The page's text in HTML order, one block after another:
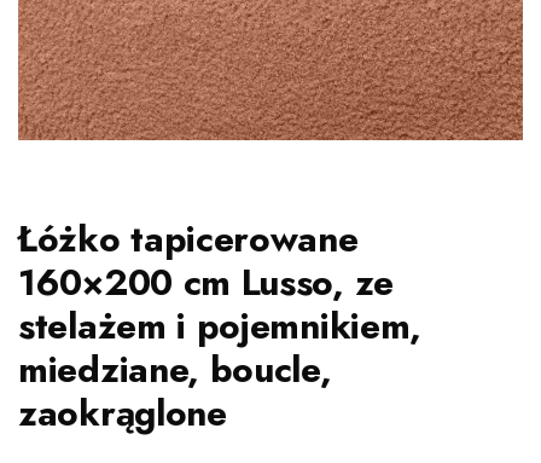
Łóżko tapicerowane
160×200 cm Lusso, ze
stelażem i pojemnikiem,
miedziane, boucle,
zaokrąglone